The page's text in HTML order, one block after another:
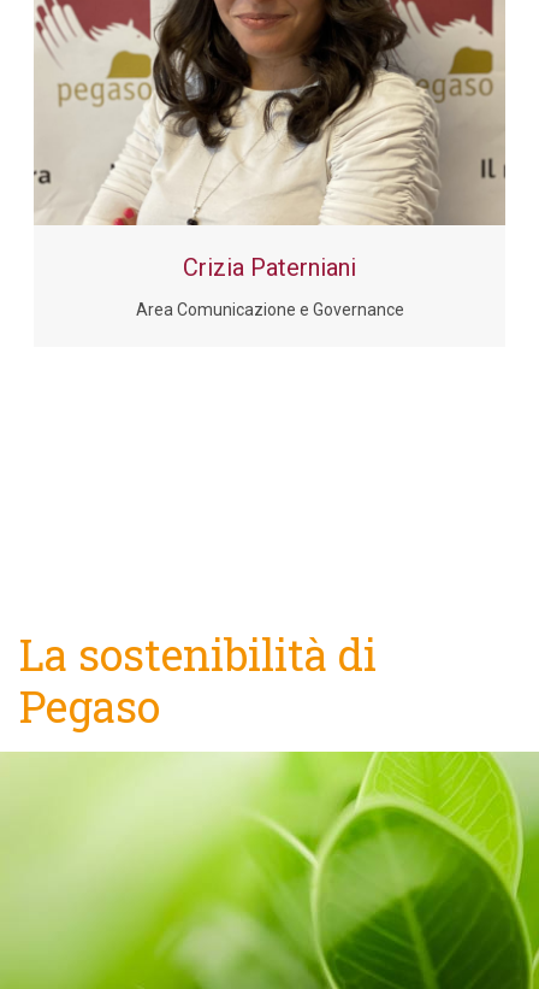
Crizia Paterniani
Area Comunicazione e Governance
La sostenibilità di
Pegaso